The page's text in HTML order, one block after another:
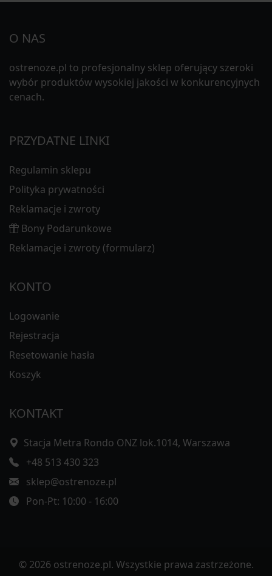
O NAS
ostrenoze.pl to profesjonalny sklep oferujący szeroki
wybór produktów wysokiej jakości w konkurencyjnych
cenach.
PRZYDATNE LINKI
Regulamin sklepu
Polityka prywatności
Reklamacje i zwroty
Bony Podarunkowe
Reklamacje i zwroty (formularz)
KONTO
Logowanie
Rejestracja
Resetowanie hasła
Koszyk
KONTAKT
Stacja Metra Rondo ONZ lok.1014, Warszawa
+48 513 430 323
sklep@ostrenoze.pl
Pon-Pt: 10:00 - 16:00
© 2026 ostrenoze.pl. Wszystkie prawa zastrzeżone.